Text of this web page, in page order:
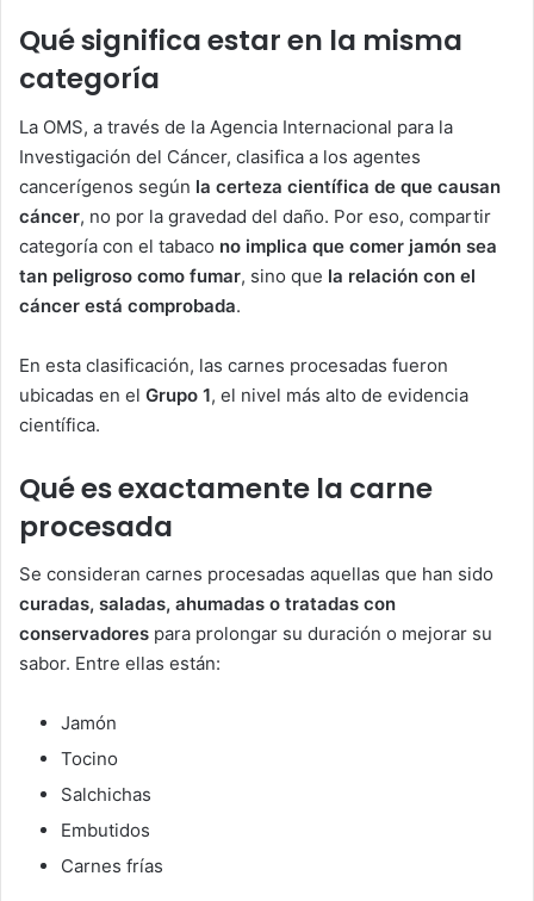
Qué significa estar en la misma
categoría
La OMS, a través de la Agencia Internacional para la
Investigación del Cáncer, clasifica a los agentes
cancerígenos según la certeza científica de que causan
cáncer, no por la gravedad del daño. Por eso, compartir
categoría con el tabaco no implica que comer jamón sea
tan peligroso como fumar, sino que la relación con el
cáncer está comprobada.
En esta clasificación, las carnes procesadas fueron
ubicadas en el Grupo 1, el nivel más alto de evidencia
científica.
Qué es exactamente la carne
procesada
Se consideran carnes procesadas aquellas que han sido
curadas, saladas, ahumadas o tratadas con
conservadores para prolongar su duración o mejorar su
sabor. Entre ellas están:
Jamón
Tocino
Salchichas
Embutidos
Carnes frías